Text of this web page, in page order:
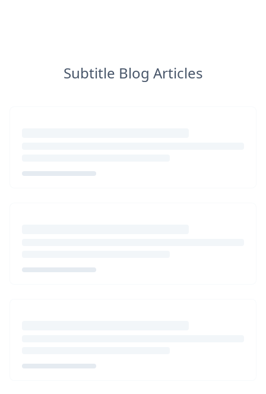
Subtitle Blog Articles